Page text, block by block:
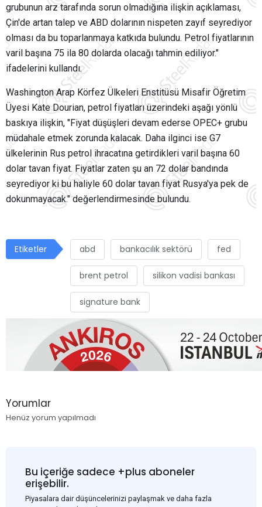
grubunun arz tarafında sorun olmadığına ilişkin açıklaması,
Çin'de artan talep ve ABD dolarının nispeten zayıf seyrediyor
olması da bu toparlanmaya katkıda bulundu. Petrol fiyatlarının
varil başına 75 ila 80 dolarda olacağı tahmin ediliyor."
ifadelerini kullandı.
Washington Arap Körfez Ülkeleri Enstitüsü Misafir Öğretim
Üyesi Kate Dourian, petrol fiyatları üzerindeki aşağı yönlü
baskıya ilişkin, "Fiyat düşüşleri devam ederse OPEC+ grubu
müdahale etmek zorunda kalacak. Daha ilginci ise G7
ülkelerinin Rus petrol ihracatına getirdikleri varil başına 60
dolar tavan fiyat. Fiyatlar zaten şu an 72 dolar bandında
seyrediyor ki bu haliyle 60 dolar tavan fiyat Rusya'ya pek de
dokunmayacak." değerlendirmesinde bulundu.
Etiketler abd bankacılık sektörü fed
brent petrol silikon vadisi bankası
signature bank
Yorumlar
Henüz yorum yapılmadı
Bu içeriğe sadece +plus aboneler
erişebilir.
Piyasalara dair düşüncelerinizi paylaşmak ve daha fazla